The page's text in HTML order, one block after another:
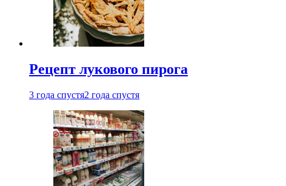
Рецепт лукового пирога
3 года спустя2 года спустя